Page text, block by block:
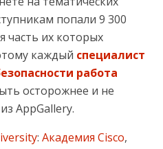
попали 9 300
часть их которых
каждый специалист
работа
осторожнее и не
AppGallery.
: Академия Cisco,